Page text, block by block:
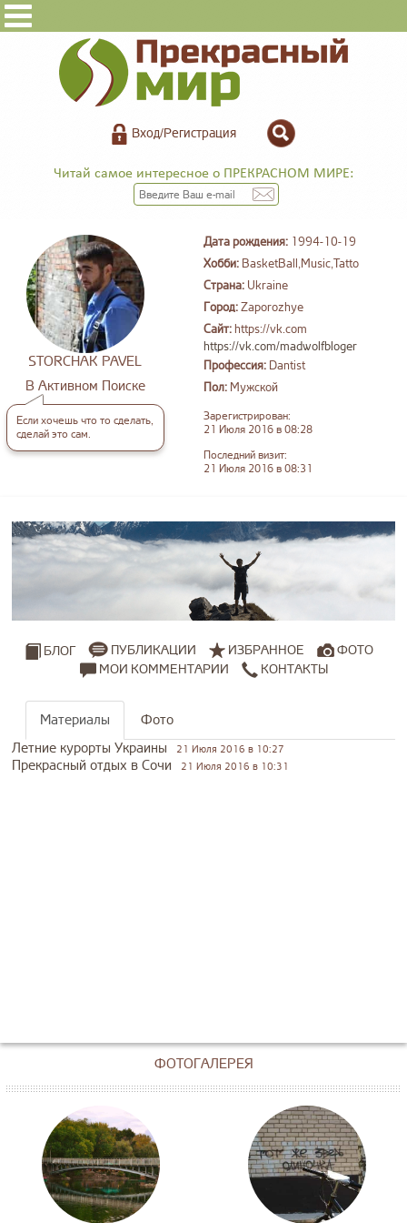
Вход/Регистрация
Читай самое интересное о ПРЕКРАСНОМ МИРЕ:
STORCHAK PAVEL
В Активном Поиске
Если хочешь что то сделать,
сделай это сам.
Дата рождения: 1994-10-19
Хобби: BasketBall,Music,Tatto
Страна: Ukraine
Город:Zaporozhye
Сайт: https://vk.com
https://vk.com/madwolfbloger
Профессия: Dantist
Пол: Мужской
Зарегистрирован:
21 Июля 2016 в 08:28
Последний визит:
21 Июля 2016 в 08:31
БЛОГ ПУБЛИКАЦИИ ИЗБРАННОЕ
ФОТО
МОИ КОММЕНТАРИИ
КОНТАКТЫ
Материалы
Фото
Летние курорты Украины
21 Июля 2016 в 10:27
Прекрасный отдых в Сочи 21 Июля 2016 в 10:31
ФОТОГАЛЕРЕЯ